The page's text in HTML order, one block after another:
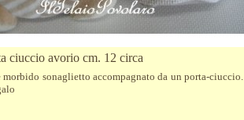
ciuccio avorio cm. 12 circa
morbido sonaglietto accompagnato da un porta-ciuccio.